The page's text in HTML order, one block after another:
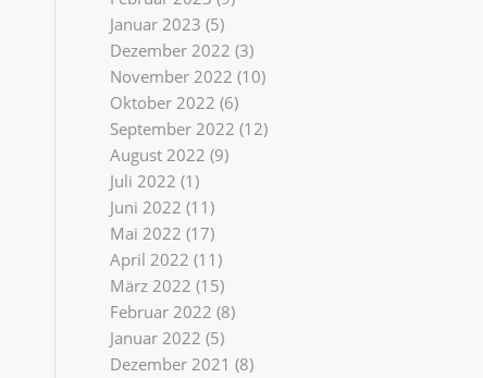
Januar 2023 (5)
Dezember 2022 (3)
November 2022 (10)
Oktober 2022 (6)
September 2022 (12)
August 2022 (9)
Juli 2022 (1)
Juni 2022 (11)
Mai 2022 (17)
April 2022 (11)
März 2022 (15)
Februar 2022 (8)
Januar 2022 (5)
Dezember 2021 (8)